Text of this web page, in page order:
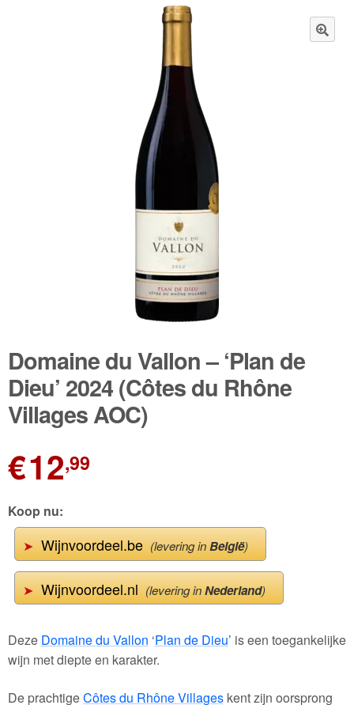
Wijnpakketten
Kleine flesjes
Magnums
Cadeaubonnen
Domaine du Vallon – ‘Plan de
Dieu’ 2024 (Côtes du Rhône
Villages AOC)
€12,99
Koop nu:
➤Wijnvoordeel.be(levering inBelgië)
➤Wijnvoordeel.nl(levering inNederland)
Deze Domaine du Vallon ‘Plan de Dieu’ is een toegankelijke
wijn met diepte en karakter.
De prachtigeCôtes du Rhône Villageskent zijn oorsprong